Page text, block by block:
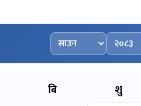
महिना चयन गर्नुहोस्
वर्ष चयन गर्नुहोस्
बि शु